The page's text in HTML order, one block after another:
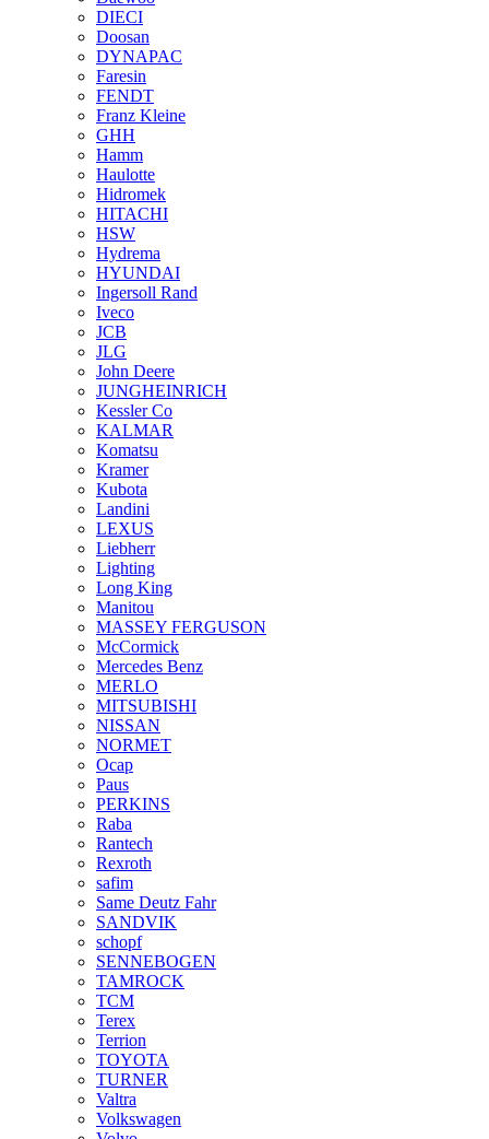
DIECI
Doosan
DYNAPAC
Faresin
FENDT
Franz Kleine
GHH
Hamm
Haulotte
Hidromek
HITACHI
HSW
Hydrema
HYUNDAI
Ingersoll Rand
Iveco
JCB
JLG
John Deere
JUNGHEINRICH
Kessler Co
KALMAR
Komatsu
Kramer
Kubota
Landini
LEXUS
Liebherr
Lighting
Long King
Manitou
MASSEY FERGUSON
McCormick
Mercedes Benz
MERLO
MITSUBISHI
NISSAN
NORMET
Ocap
Paus
PERKINS
Raba
Rantech
Rexroth
safim
Same Deutz Fahr
SANDVIK
schopf
SENNEBOGEN
TAMROCK
TCM
Terex
Terrion
TOYOTA
TURNER
Valtra
Volkswagen